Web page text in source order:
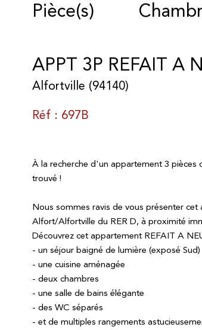
Pièce(s)
APPT 3P REFAIT A
Alfortville (94140)
Réf : 697B
À la recherche d'un appartement 3 pièces
trouvé !
Nous sommes ravis de vous présenter
Alfort/Alfortville du RER D, à proximité
Découvrez cet appartement REFAIT A
- un séjour baigné de lumière (exposé Sud)
- une cuisine aménagée
- deux chambres
- une salle de bains élégante
- des WC séparés
- et de multiples rangements